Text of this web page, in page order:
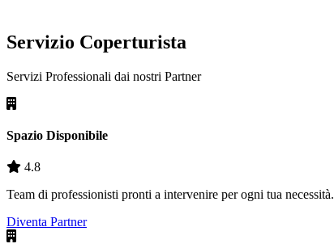
Servizio Coperturista
Servizi Professionali dai nostri Partner
Spazio Disponibile
4.8
Team di professionisti pronti a intervenire per ogni tua necessità.
Diventa Partner